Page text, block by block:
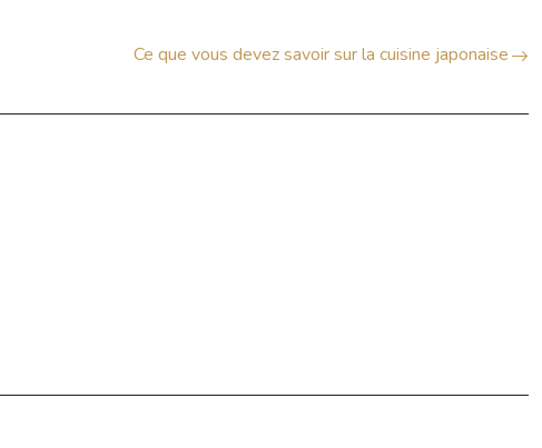
Ce que vous devez savoir sur la cuisine japonaise